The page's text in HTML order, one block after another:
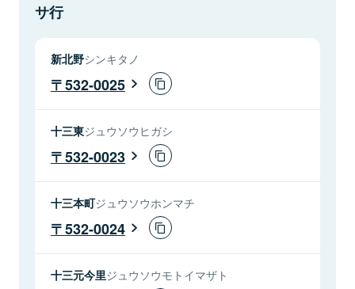
サ行
新北野シンキタノ
532-0025
十三東ジュウソウヒガシ
532-0023
十三本町ジュウソウホンマチ
532-0024
十三元今里ジュウソウモトイマザト